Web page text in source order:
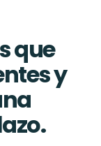
que
y